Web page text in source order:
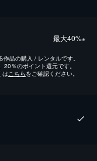
最⼤40%※
品の購入 / レンタルです。
％のポイント還元です。
はこちらをご確認ください。